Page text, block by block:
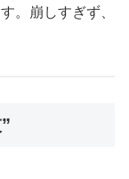
。崩しすぎず、